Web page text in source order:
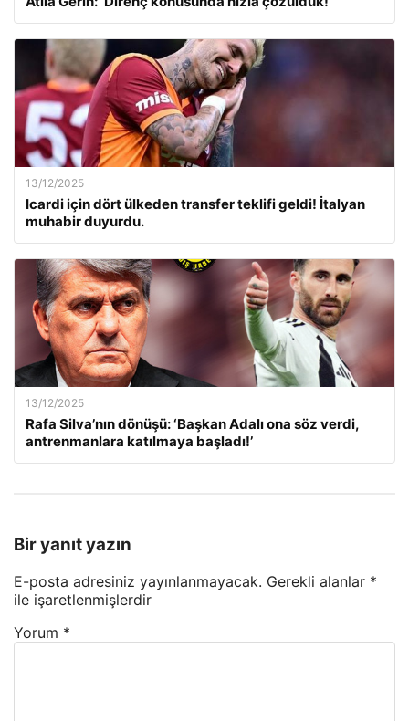
13/12/2025
Icardi için dört ülkeden transfer teklifi geldi! İtalyan
muhabir duyurdu.
13/12/2025
Rafa Silva’nın dönüşü: ‘Başkan Adalı ona söz verdi,
antrenmanlara katılmaya başladı!’
Bir yanıt yazın
E-posta adresiniz yayınlanmayacak. Gerekli alanlar *
ile işaretlenmişlerdir
Yorum *